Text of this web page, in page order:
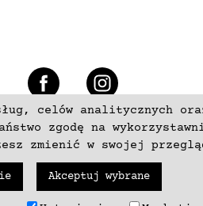
celów analitycznych
zgodę na
zmienić w swojej
Akceptuj wybrane
+48 537797700